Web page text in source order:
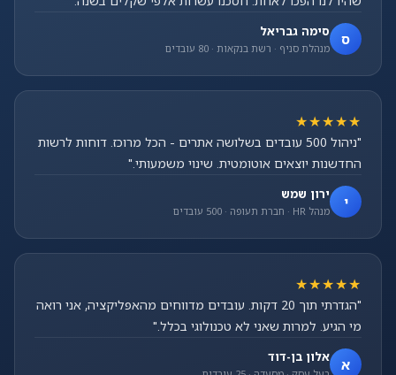
ס סימה גבריאל
מנהלת סניף · רשת בנקאות · 80 עובדים
★★★★★
"ניהול 500 עובדים בשלושה אתרים - הכל מרוכז. דוחות לרשות
החדשנות יוצאים אוטומטית. שינוי משמעותי."
י ירון שמש
מנהל HR · חברת תעופה · 500 עובדים
★★★★★
"הגדרתי תוך 20 דקות. עובדים מדווחים מהאפליקציה, אני רואה
מי הגיע. למרות שאני לא טכנולוגי בכלל."
א אלון בן-דוד